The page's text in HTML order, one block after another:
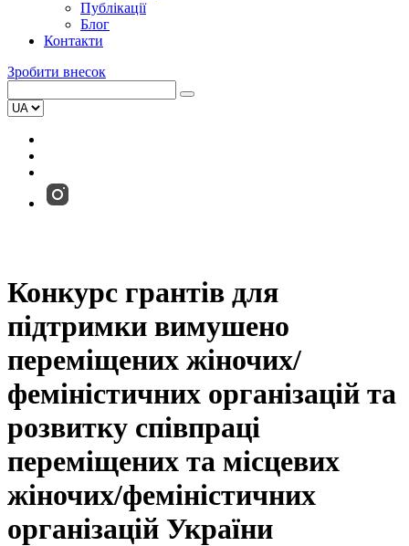
Публікації
Блог
Контакти
Зробити внесок
Конкурс грантів для
підтримки вимушено
переміщених жіночих/
феміністичних організацій та
розвитку співпраці
переміщених та місцевих
жіночих/феміністичних
організацій України